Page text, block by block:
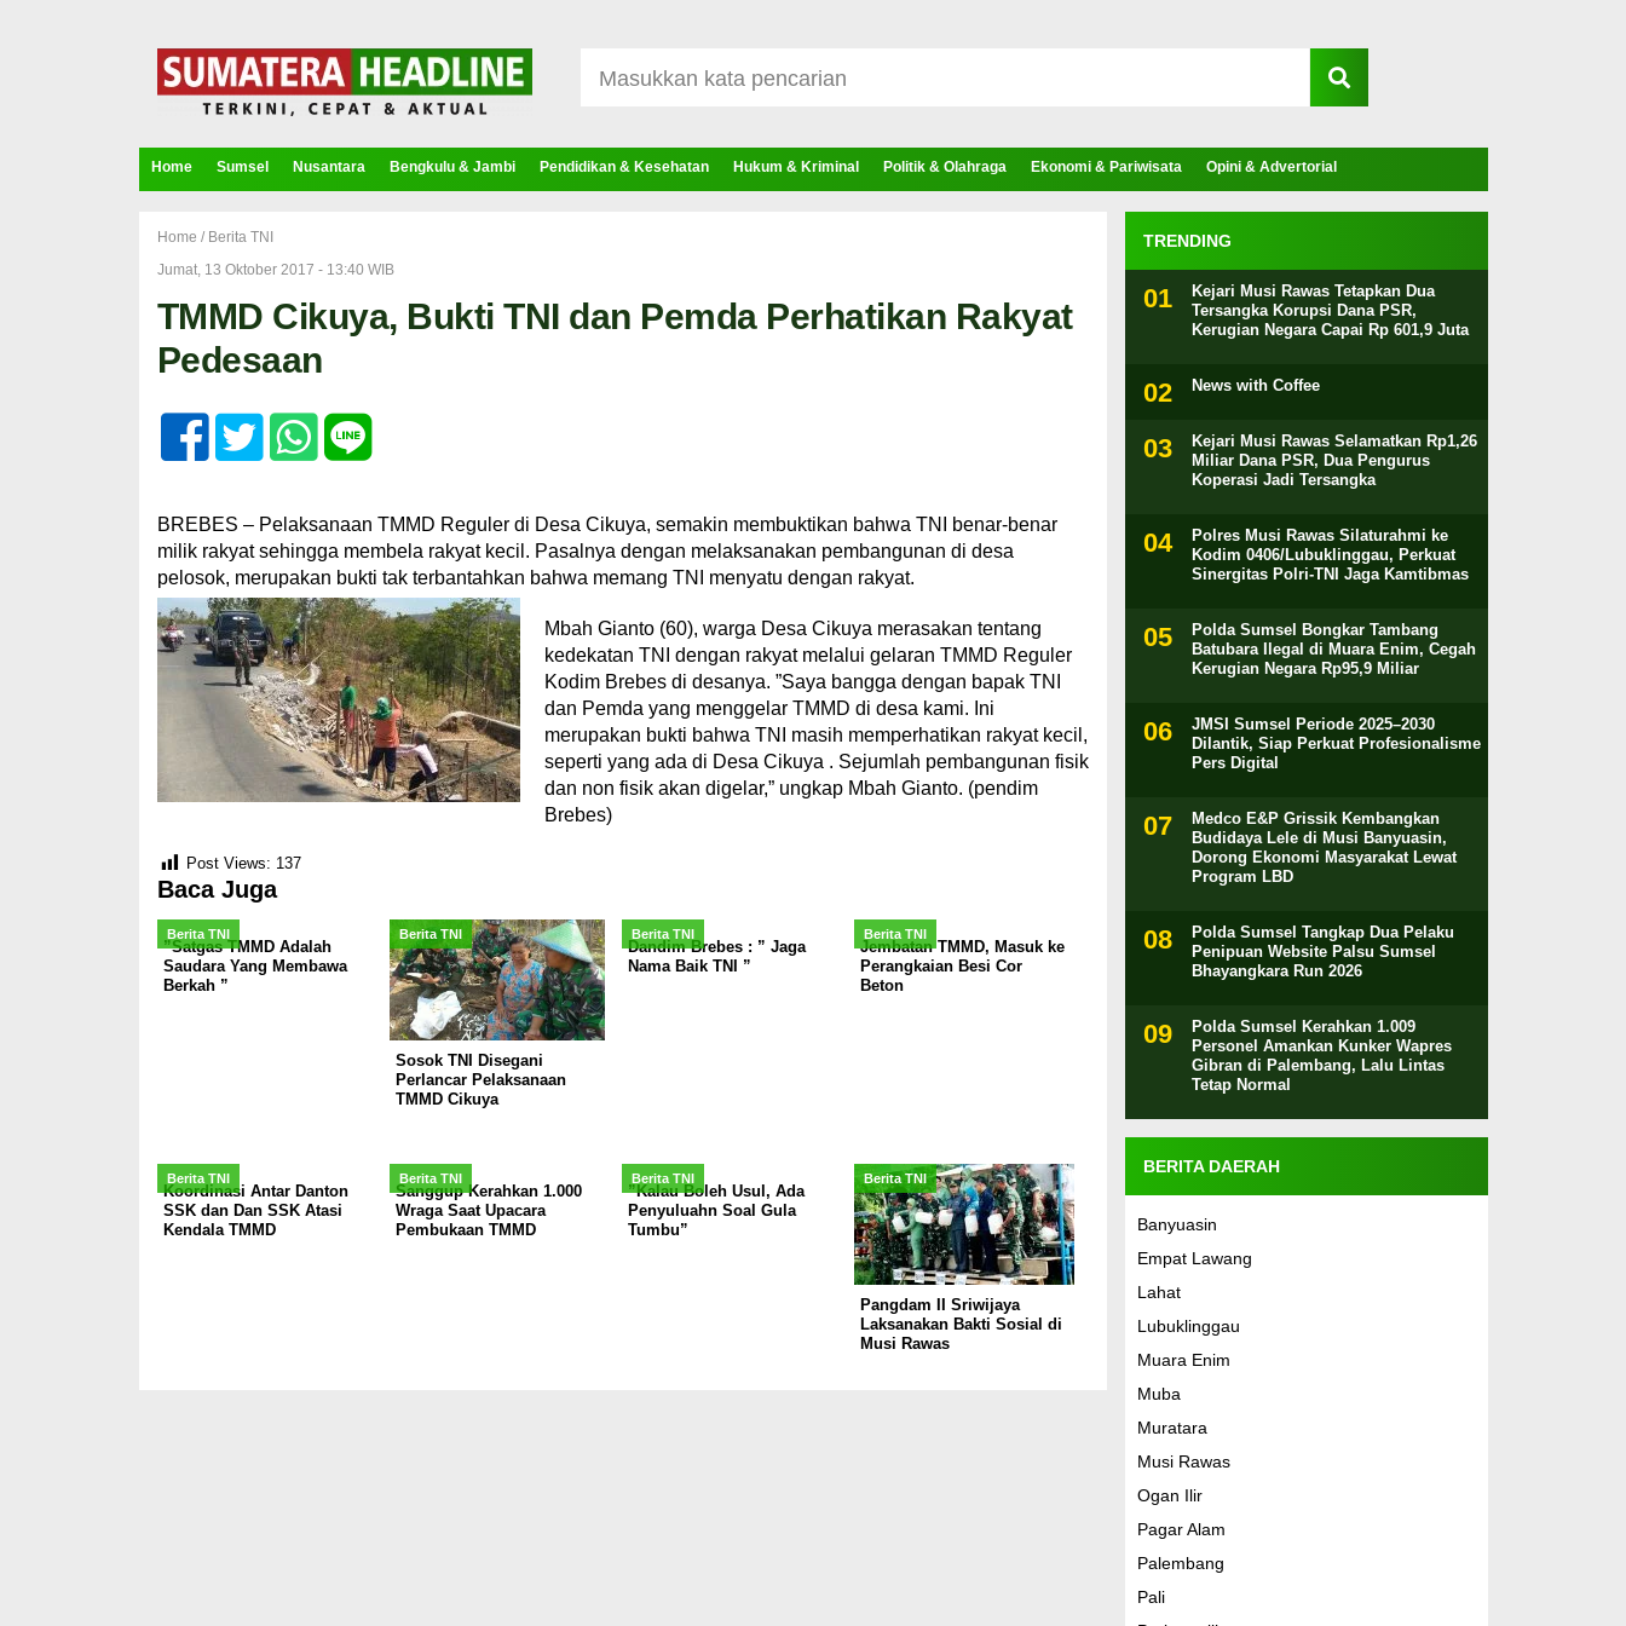
Home Sumsel Nusantara Bengkulu & Jambi Pendidikan & Kesehatan Hukum & Kriminal Politik & Olahraga Ekonomi & Pariwisata Opini & Advertorial
Home / Berita TNI
Jumat, 13 Oktober 2017 - 13:40 WIB
TMMD Cikuya, Bukti TNI dan Pemda Perhatikan Rakyat
Pedesaan
BREBES – Pelaksanaan TMMD Reguler di Desa Cikuya, semakin membuktikan bahwa TNI benar-benar
milik rakyat sehingga membela rakyat kecil. Pasalnya dengan melaksanakan pembangunan di desa
pelosok, merupakan bukti tak terbantahkan bahwa memang TNI menyatu dengan rakyat.
Mbah Gianto (60), warga Desa Cikuya merasakan tentang
kedekatan TNI dengan rakyat melalui gelaran TMMD Reguler
Kodim Brebes di desanya. ”Saya bangga dengan bapak TNI
dan Pemda yang menggelar TMMD di desa kami. Ini
merupakan bukti bahwa TNI masih memperhatikan rakyat kecil,
seperti yang ada di Desa Cikuya . Sejumlah pembangunan fisik
dan non fisik akan digelar,” ungkap Mbah Gianto. (pendim
Brebes)
Post Views: 137
Baca Juga
Berita TNI
”Satgas TMMD Adalah
Saudara Yang Membawa
Berkah ”
Berita TNI
Sosok TNI Disegani
Perlancar Pelaksanaan
TMMD Cikuya
Berita TNI
Dandim Brebes : ” Jaga
Nama Baik TNI ”
Berita TNI
Jembatan TMMD, Masuk ke
Perangkaian Besi Cor
Beton
Berita TNI
Koordinasi Antar Danton
SSK dan Dan SSK Atasi
Kendala TMMD
Berita TNI
Sanggup Kerahkan 1.000
Wraga Saat Upacara
Pembukaan TMMD
Berita TNI
”Kalau Boleh Usul, Ada
Penyuluahn Soal Gula
Tumbu”
Berita TNI
Pangdam II Sriwijaya
Laksanakan Bakti Sosial di
Musi Rawas
TRENDING
Kejari Musi Rawas Tetapkan Dua
Tersangka Korupsi Dana PSR,
Kerugian Negara Capai Rp 601,9 Juta
News with Coffee
Kejari Musi Rawas Selamatkan Rp1,26
Miliar Dana PSR, Dua Pengurus
Koperasi Jadi Tersangka
Polres Musi Rawas Silaturahmi ke
Kodim 0406/Lubuklinggau, Perkuat
Sinergitas Polri-TNI Jaga Kamtibmas
Polda Sumsel Bongkar Tambang
Batubara Ilegal di Muara Enim, Cegah
Kerugian Negara Rp95,9 Miliar
JMSI Sumsel Periode 2025–2030
Dilantik, Siap Perkuat Profesionalisme
Pers Digital
Medco E&P Grissik Kembangkan
Budidaya Lele di Musi Banyuasin,
Dorong Ekonomi Masyarakat Lewat
Program LBD
Polda Sumsel Tangkap Dua Pelaku
Penipuan Website Palsu Sumsel
Bhayangkara Run 2026
Polda Sumsel Kerahkan 1.009
Personel Amankan Kunker Wapres
Gibran di Palembang, Lalu Lintas
Tetap Normal
BERITA DAERAH
Banyuasin
Empat Lawang
Lahat
Lubuklinggau
Muara Enim
Muba
Muratara
Musi Rawas
Ogan Ilir
Pagar Alam
Palembang
Pali